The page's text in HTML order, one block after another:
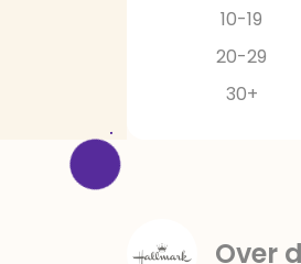
10-19
20-29
30+
Over